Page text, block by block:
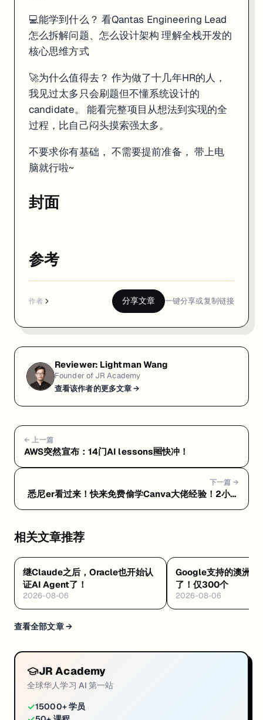
💻能学到什么？ 看Qantas Engineering Lead
怎么拆解问题、怎么设计架构 理解全栈开发的
核心思维方式
🚀为什么值得去？ 作为做了十几年HR的人，
我见过太多只会刷题但不懂系统设计的
candidate。 能看完整项目从想法到实现的全
过程，比自己闷头摸索强太多。
不要求你有基础， 不需要提前准备， 带上电
脑就行啦~
封面
参考
作者 分享文章 一键分享或复制链接
Reviewer: Lightman Wang
Founder of JR Academy
查看该作者的更多文章 →
← 上一篇
AWS突然宣布：14门AI lessons🆓快冲！
下一篇 →
悉尼er看过来！快来免费偷学Canva大佬经验！2小时
相关文章推荐
继Claude之后，Oracle也开始认
证AI Agent了！
2026-08-06
Google支持的澳洲
了！仅300个
2026-08-06
查看全部文章 →
JR Academy
全球华人学习 AI 第一站
✓15000+ 学员